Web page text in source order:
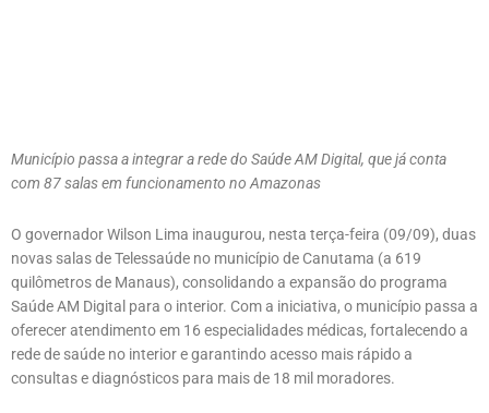
Município passa a integrar a rede do Saúde AM Digital, que já conta
com 87 salas em funcionamento no Amazonas
O governador Wilson Lima inaugurou, nesta terça-feira (09/09), duas
novas salas de Telessaúde no município de Canutama (a 619
quilômetros de Manaus), consolidando a expansão do programa
Saúde AM Digital para o interior. Com a iniciativa, o município passa a
oferecer atendimento em 16 especialidades médicas, fortalecendo a
rede de saúde no interior e garantindo acesso mais rápido a
consultas e diagnósticos para mais de 18 mil moradores.